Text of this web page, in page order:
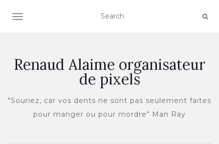
OUVRIR/FERMER LA NAVIGATION
Renaud Alaime organisateur
de pixels
"Souriez, car vos dents ne sont pas seulement faites
pour manger ou pour mordre" Man Ray